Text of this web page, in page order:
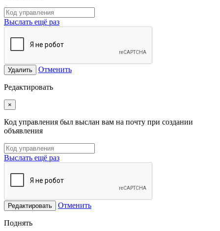
Выслать ещё раз
Удалить Отменить
Редактировать
×
Код управления был выслан вам на почту при создании
объявления
Выслать ещё раз
Редактировать Отменить
Поднять